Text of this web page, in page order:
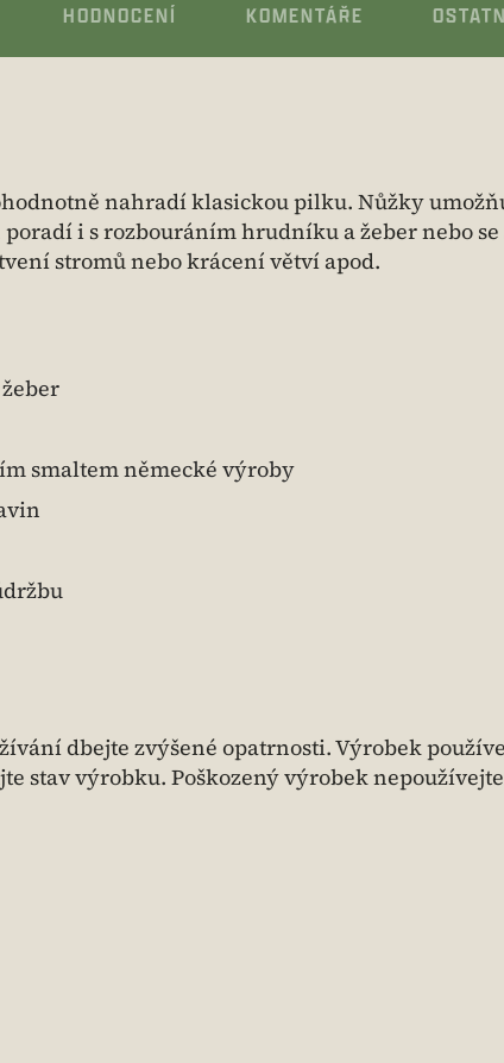
HODNOCENÍ KOMENTÁŘE
nahradí klasickou pilku. Nůžky
i s rozbouráním hrudníku a žeber nebo
stromů nebo krácení větví apod.
smaltem německé výroby
dbejte zvýšené opatrnosti. Výrobek
stav výrobku. Poškozený výrobek